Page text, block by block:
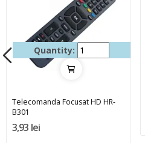
Quantity:
Telecomanda Focusat HD HR-
B301
3,93 lei